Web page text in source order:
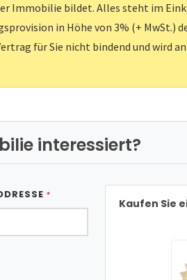
Immobilie bildet. Alles steht im
in Höhe von 3% (+ MwSt.)
für Sie nicht bindend und wird
interessiert?
*
Kaufen Sie